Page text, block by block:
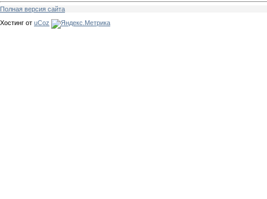
Полная версия сайта
Хостинг от uCoz